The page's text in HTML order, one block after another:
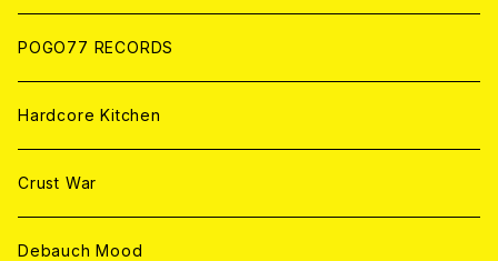
POGO77 RECORDS
Hardcore Kitchen
Crust War
Debauch Mood